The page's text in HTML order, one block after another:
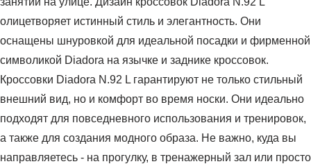
олицетворяет истинный стиль и элегантность. Они
оснащены шнуровкой для идеальной посадки и фирменной
символикой Diadora на язычке и заднике кроссовок.
Кроссовки Diadora N.92 L гарантируют не только стильный
внешний вид, но и комфорт во время носки. Они идеально
подходят для повседневного использования и тренировок,
а также для создания модного образа. Не важно, куда вы
направляетесь - на прогулку, в тренажерный зал или просто